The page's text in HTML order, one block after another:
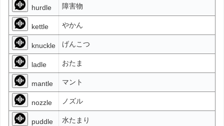
hurdle 障害物
kettle やかん
knuckle げんこつ
ladle おたま
mantle マント
nozzle ノズル
puddle 水たまり